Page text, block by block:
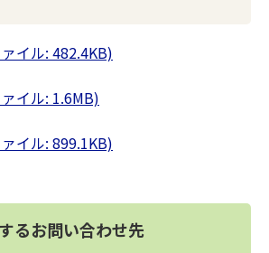
イル: 482.4KB)
イル: 1.6MB)
イル: 899.1KB)
るお問い合わせ先